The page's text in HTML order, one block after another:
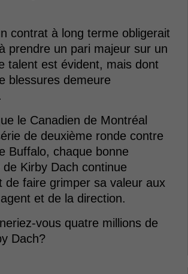
contrat à long terme obligerait
prendre un pari majeur sur un
talent est évident, mais dont
blessures demeure
le Canadien de Montréal
de deuxième ronde contre
Buffalo, chaque bonne
Kirby Dach continue
de faire grimper sa valeur aux
et de la direction.
vous quatre millions de
Dach?